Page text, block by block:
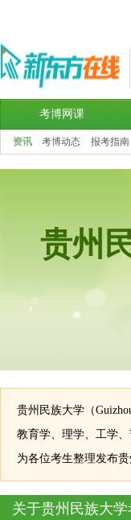
考博网课
资讯 考博动态 报考指南
贵州
贵州民族大学（
教育学、理学、工学
为各位考生整理发布
关于贵州民族大